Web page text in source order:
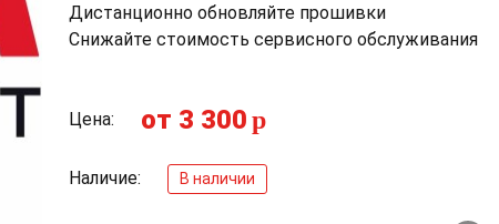
Дистанционно обновляйте прошивки
Снижайте стоимость сервисного обслуживания
Цена: от 3 300p
Наличие: В наличии